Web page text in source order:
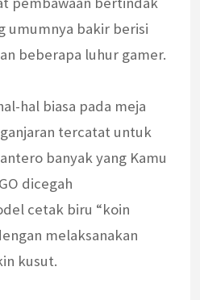
umumnya bakir berisi
beberapa luhur gamer.
hal biasa pada meja
tercatat untuk
banyak yang Kamu
dicegah
cetak biru “koin
melaksanakan
kusut.